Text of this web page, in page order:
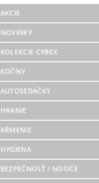
STAROSTLIVOSŤ O VZDUCH
BLOG
PREDAJŇA
AKCIE
NOVINKY
KOLEKCIE CYBEX
KOČÍKY
AUTOSEDAČKY
HRANIE
KŔMENIE
HYGIENA
BEZPEČNOSŤ / NOSIČE